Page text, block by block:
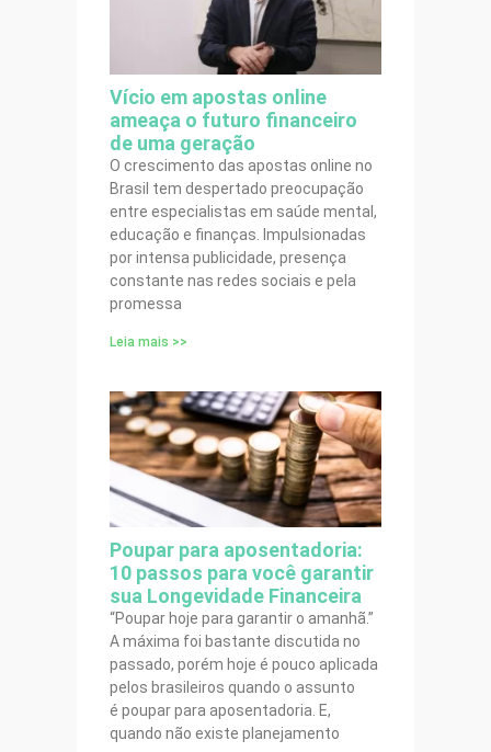
Vício em apostas online
ameaça o futuro financeiro
de uma geração
O crescimento das apostas online no
Brasil tem despertado preocupação
entre especialistas em saúde mental,
educação e finanças. Impulsionadas
por intensa publicidade, presença
constante nas redes sociais e pela
promessa
Leia mais >>
Poupar para aposentadoria:
10 passos para você garantir
sua Longevidade Financeira
“Poupar hoje para garantir o amanhã.”
A máxima foi bastante discutida no
passado, porém hoje é pouco aplicada
pelos brasileiros quando o assunto
é poupar para aposentadoria. E,
quando não existe planejamento